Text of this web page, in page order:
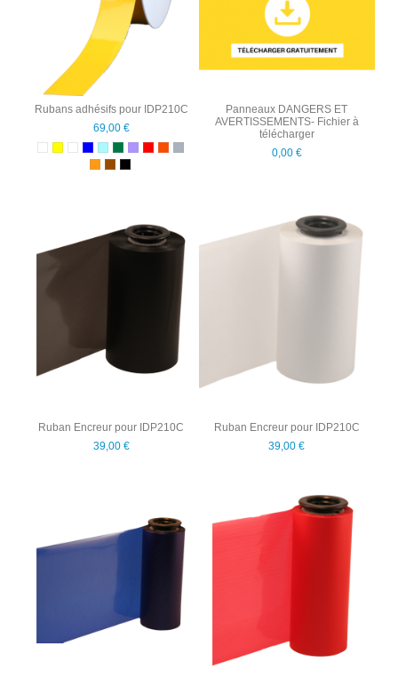
Rubans adhésifs pour IDP210C
69,00 €
Panneaux DANGERS ET
AVERTISSEMENTS- Fichier à
télécharger
0,00 €
Ruban Encreur pour IDP210C
39,00 €
Ruban Encreur pour IDP210C
39,00 €